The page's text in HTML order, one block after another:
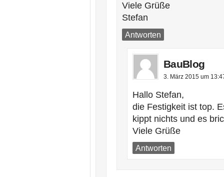
Viele Grüße
Stefan
Antworten
BauBlog
3. März 2015 um
Hallo Stefan,
die Festigkeit ist top.
kippt nichts und es
Viele Grüße
Antworten